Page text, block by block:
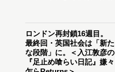
ロンドン再封鎖16週目。
最終回・英国社会は「新た
な段階」に。＜入江敦彦の
『足止め喰らい日記』嫌々